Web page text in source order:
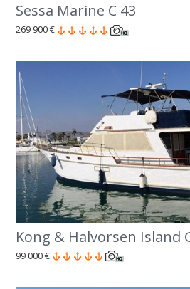
Sessa Marine C 43
269 900 €
Kong & Halvorsen Island
99 000 €